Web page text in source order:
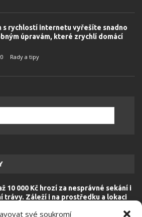
své soukromí
s rychlostí internetu vyřešíte snadno
úpravám, které zrychlí domácí
Rady a tipy
10 000 Kč hrozí za nesprávné sekání i
trávy. Záleží i na prostředku a lokaci